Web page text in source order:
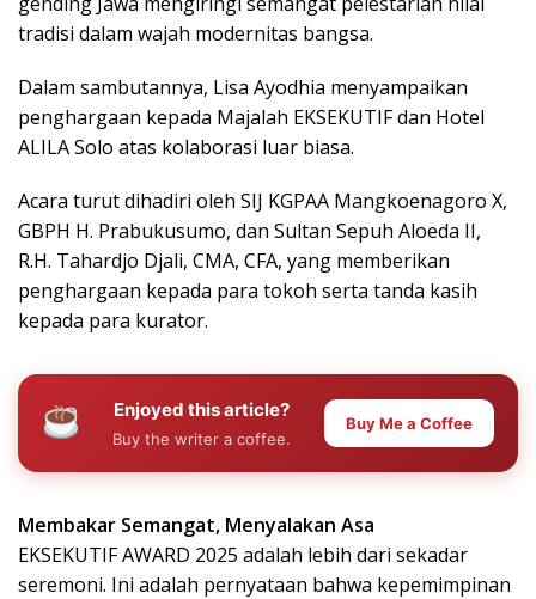
tradisi dalam wajah modernitas bangsa.
Dalam sambutannya, Lisa Ayodhia menyampaikan
penghargaan kepada Majalah EKSEKUTIF dan Hotel
ALILA Solo atas kolaborasi luar biasa.
Acara turut dihadiri oleh SIJ KGPAA Mangkoenagoro X,
GBPH H. Prabukusumo, dan Sultan Sepuh Aloeda II,
R.H. Tahardjo Djali, CMA, CFA, yang memberikan
penghargaan kepada para tokoh serta tanda kasih
kepada para kurator.
Enjoyed this article?
Buy the writer a coffee.
Buy Me a Coffee
Membakar Semangat, Menyalakan Asa
EKSEKUTIF AWARD 2025 adalah lebih dari sekadar
seremoni. Ini adalah pernyataan bahwa kepemimpinan